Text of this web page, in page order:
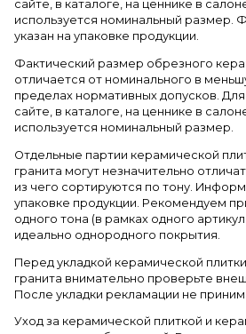
сайте, в каталоге, на ценнике в
используется номинальный размер.
указан на упаковке продукции.
Фактический размер обрезного
отличается от номинального в
пределах нормативных допусков.
сайте, в каталоге, на ценнике в
используется номинальный размер.
Отдельные партии керамической
гранита могут незначительно
из чего сортируются по тону.
упаковке продукции. Рекомендуем
одного тона (в рамках одного
идеально однородного покрытия.
Перед укладкой керамической
гранита внимательно проверьте
После укладки рекламации не
Уход за керамической плиткой и